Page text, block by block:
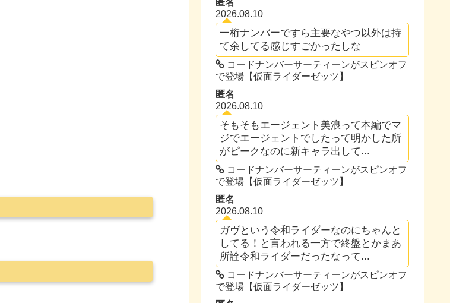
匿名
2026.08.10
一桁ナンバーですら主要なやつ以外は持
て余してる感じすごかったしな
コードナンバーサーティーンがスピンオフ
で登場【仮面ライダーゼッツ】
匿名
2026.08.10
そもそもエージェント美浪って本編でマ
ジでエージェントでしたって明かした所
がピークなのに新キャラ出して...
コードナンバーサーティーンがスピンオフ
で登場【仮面ライダーゼッツ】
匿名
2026.08.10
ガヴという令和ライダーなのにちゃんと
してる！と言われる一方で終盤とかまあ
所詮令和ライダーだったなって...
コードナンバーサーティーンがスピンオフ
で登場【仮面ライダーゼッツ】